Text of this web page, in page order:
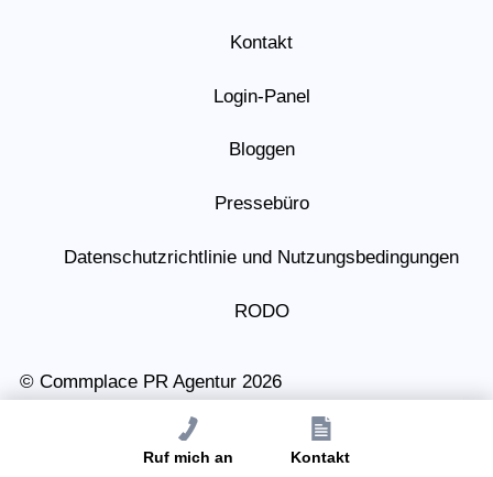
Kontakt
Login-Panel
Bloggen
Pressebüro
Datenschutzrichtlinie und Nutzungsbedingungen
RODO
© Commplace PR Agentur 2026
Ruf mich an Kontakt